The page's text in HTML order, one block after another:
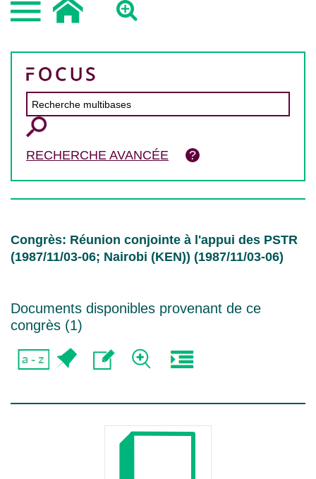
RECHERCHE AVANCÉE
Congrès: Réunion conjointe à l'appui des PSTR
(1987/11/03-06; Nairobi (KEN)) (1987/11/03-06)
Documents disponibles provenant de ce
congrès (1)